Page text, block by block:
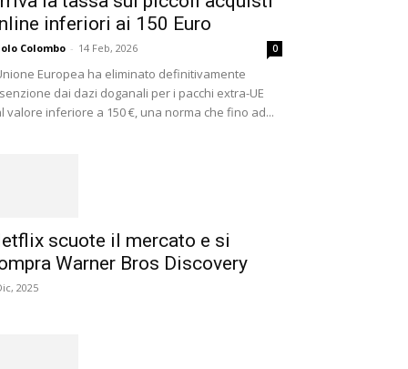
inferiori ai 150 Euro
Colombo - 14 Feb, 2026 0
Europea ha eliminato definitivamente
dai dazi doganali per i pacchi extra-UE
valore inferiore a 150 €, una norma che fino ad...
scuote il mercato e si
Warner Bros Discovery
2025